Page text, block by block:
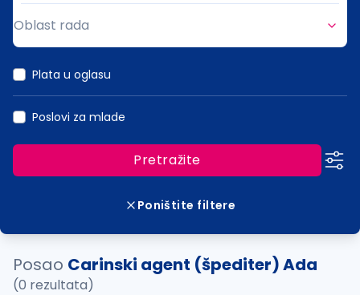
Oblast rada
Plata u oglasu
Poslovi za mlade
Pretražite
Poništite filtere
Posao Carinski agent (špediter) Ada
(0 rezultata)